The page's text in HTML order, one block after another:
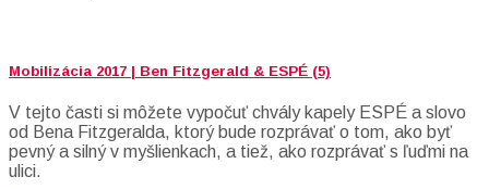
Mobilizácia 2017 | Ben Fitzgerald & ESPÉ (5)
V tejto časti si môžete vypočuť chvály kapely ESPÉ a slovo
od Bena Fitzgeralda, ktorý bude rozprávať o tom, ako byť
pevný a silný v myšlienkach, a tiež, ako rozprávať s ľuďmi na
ulici.